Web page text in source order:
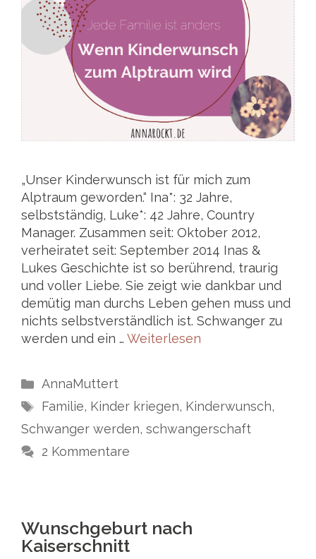
„Unser Kinderwunsch ist für mich zum
Alptraum geworden.“ Ina*: 32 Jahre,
selbstständig, Luke*: 42 Jahre, Country
Manager. Zusammen seit: Oktober 2012,
verheiratet seit: September 2014 Inas &
Lukes Geschichte ist so berührend, traurig
und voller Liebe. Sie zeigt wie dankbar und
demütig man durchs Leben gehen muss und
nichts selbstverständlich ist. Schwanger zu
werden und ein … Weiterlesen
Kategorien
AnnaMuttert
Schlagwörter
Familie, Kinder kriegen, Kinderwunsch,
Schwanger werden, schwangerschaft
2 Kommentare
Wunschgeburt nach
Kaiserschnitt